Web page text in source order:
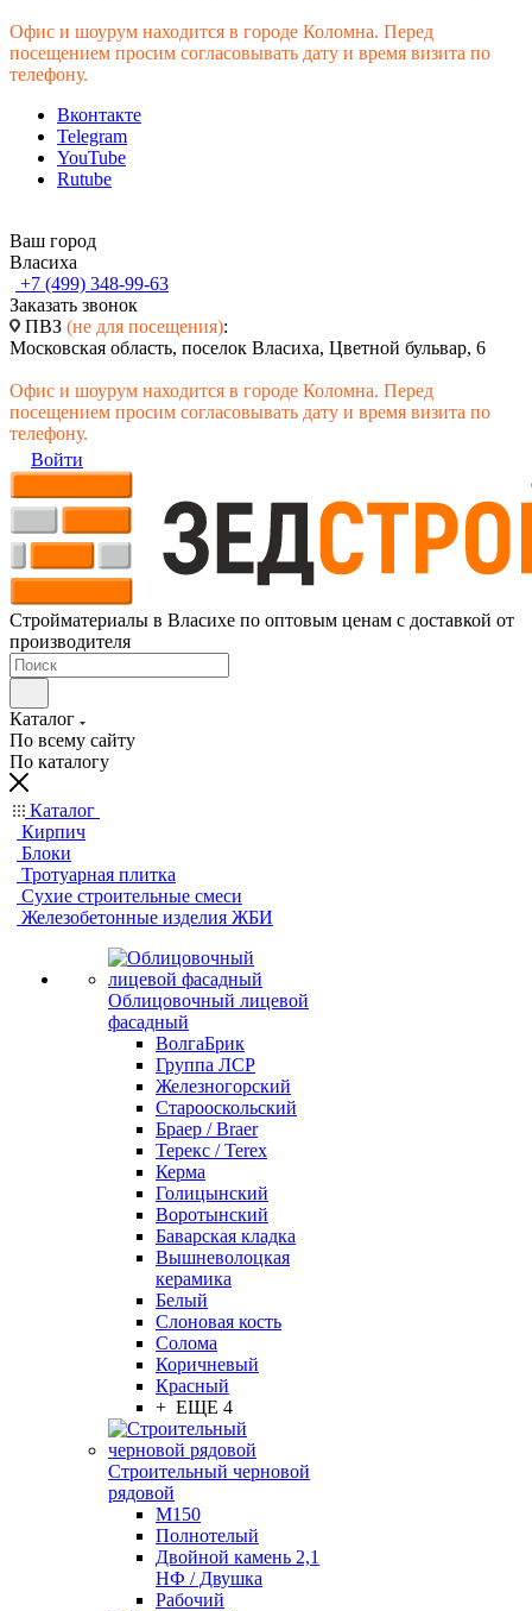
Офис и шоурум находится в городе Коломна. Перед
посещением просим согласовывать дату и время визита по
телефону.
Вконтакте
Telegram
YouTube
Rutube
Ваш город
Власиха
+7 (499) 348-99-63
Заказать звонок
ПВЗ (не для посещения):
Московская область, поселок Власиха, Цветной бульвар, 6
Офис и шоурум находится в городе Коломна. Перед
посещением просим согласовывать дату и время визита по
телефону.
Войти
Стройматериалы в Власихе по оптовым ценам с доставкой от
производителя
Каталог
По всему сайту
По каталогу
Каталог
Кирпич
Блоки
Тротуарная плитка
Сухие строительные смеси
Железобетонные изделия ЖБИ
Облицовочный лицевой
фасадный
ВолгаБрик
Группа ЛСР
Железногорский
Старооскольский
Браер / Braer
Терекс / Terex
Керма
Голицынский
Воротынский
Баварская кладка
Вышневолоцкая
керамика
Белый
Слоновая кость
Солома
Коричневый
Красный
+ ЕЩЕ 4
Строительный черновой
рядовой
М150
Полнотелый
Двойной камень 2,1
НФ / Двушка
Рабочий